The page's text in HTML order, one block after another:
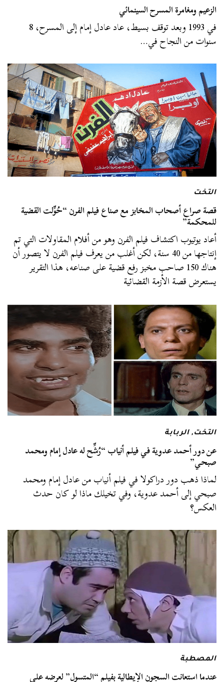
الزعيم ومغامرة المسرح السينمائي
في 1993 وبعد توقف بسيط، عاد عادل إمام إلى المسرح، 8
سنوات من النجاح في…
التخت
قصة صراع أصحاب المخابز مع صناع فيلم الفرن “حُوِّلت القضية
للمحكمة”
أعاد يوتيوب اكتشاف فيلم الفرن وهو من أفلام المقاولات التي تم
إنتاجها من 40 سنة، لكن أغلب من يعرف فيلم الفرن لا يتصور أن
هناك 150 صاحب مخبز رفع قضية على صناعه، هذا التقرير
يستعرض قصة الأزمة القضائية
التخت,الربابة
عن دور أحمد عدوية في فيلم أنياب “رُشِّح له عادل إمام ومحمد
صبحي”
لماذا ذهب دور دراكولا في فيلم أنياب من عادل إمام ومحمد
صبحي إلى أحمد عدوية، وفي تخيلك ماذا لو كان حدث
العكس؟
المصطبة
عندما استعانت السجون الإيطالية بفيلم “المتسول” لعرضه على